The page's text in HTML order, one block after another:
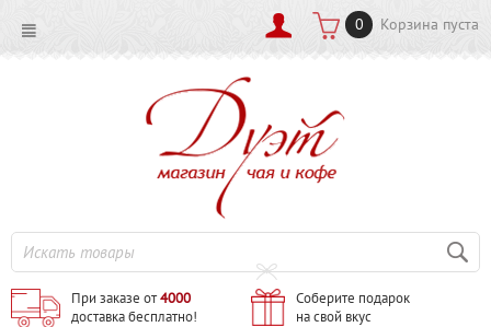
0 Корзина пуста
При заказе от4000
доставка бесплатно!
Соберите подарок
на свой вкус